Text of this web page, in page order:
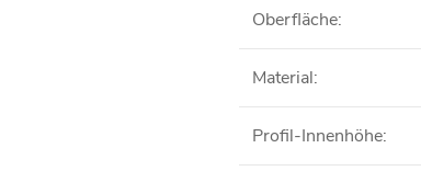
Oberfläche:
Material:
Profil-Innenhöhe: